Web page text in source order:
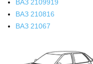
ВАЗ 2109919
ВАЗ 210816
ВАЗ 21067